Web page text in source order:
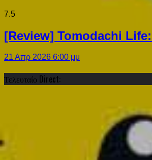
7.5
[Review] Tomodachi
21 Απρ 2026 6:00 μμ
Τελευταίο Direct: